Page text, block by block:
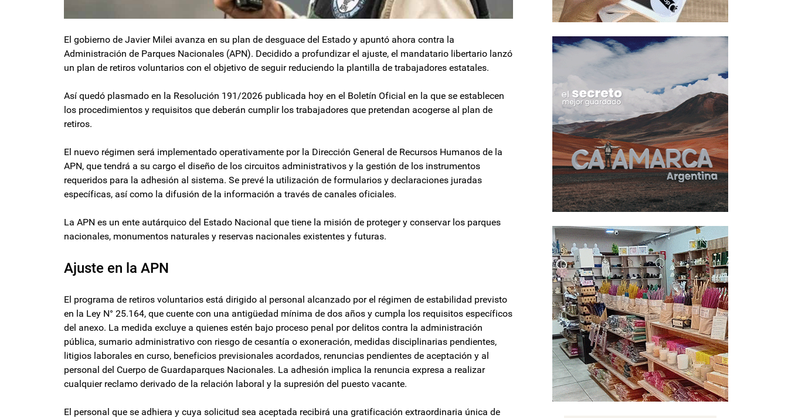
El gobierno de Javier Milei avanza en su plan de desguace del Estado y apuntó ahora contra la
Administración de Parques Nacionales (APN). Decidido a profundizar el ajuste, el mandatario libertario lanzó
un plan de retiros voluntarios con el objetivo de seguir reduciendo la plantilla de trabajadores estatales.
Así quedó plasmado en la Resolución 191/2026 publicada hoy en el Boletín Oficial en la que se establecen
los procedimientos y requisitos que deberán cumplir los trabajadores que pretendan acogerse al plan de
retiros.
El nuevo régimen será implementado operativamente por la Dirección General de Recursos Humanos de la
APN, que tendrá a su cargo el diseño de los circuitos administrativos y la gestión de los instrumentos
requeridos para la adhesión al sistema. Se prevé la utilización de formularios y declaraciones juradas
específicas, así como la difusión de la información a través de canales oficiales.
La APN es un ente autárquico del Estado Nacional que tiene la misión de proteger y conservar los parques
nacionales, monumentos naturales y reservas nacionales existentes y futuras.
Ajuste en la APN
El programa de retiros voluntarios está dirigido al personal alcanzado por el régimen de estabilidad previsto
en la Ley N° 25.164, que cuente con una antigüedad mínima de dos años y cumpla los requisitos específicos
del anexo. La medida excluye a quienes estén bajo proceso penal por delitos contra la administración
pública, sumario administrativo con riesgo de cesantía o exoneración, medidas disciplinarias pendientes,
litigios laborales en curso, beneficios previsionales acordados, renuncias pendientes de aceptación y al
personal del Cuerpo de Guardaparques Nacionales. La adhesión implica la renuncia expresa a realizar
cualquier reclamo derivado de la relación laboral y la supresión del puesto vacante.
El personal que se adhiera y cuya solicitud sea aceptada recibirá una gratificación extraordinaria única de